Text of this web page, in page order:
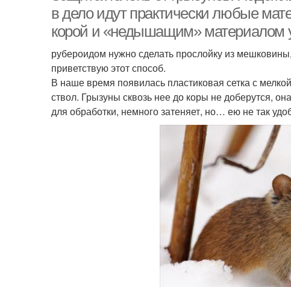
в дело идут практически любые
корой и «недышащим» материалом
рубероидом нужно сделать прослойку из
приветствую этот способ.
В наше время появилась пластиковая сетка с
ствол. Грызуны сквозь нее до коры не доберутся,
для обработки, немного затеняет, но… ею не так